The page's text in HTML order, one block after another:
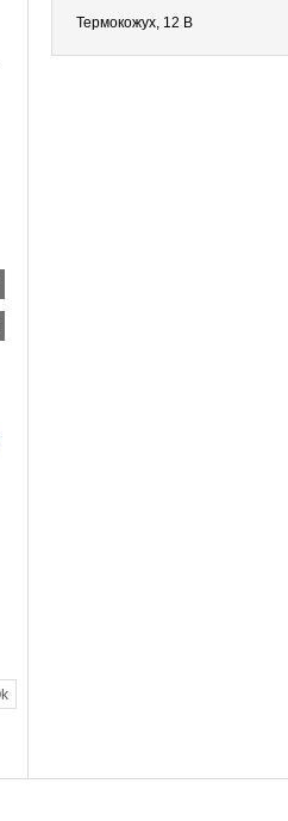
Термокожух, 12 В